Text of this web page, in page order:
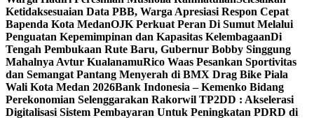
Ketidaksesuaian Data PBB, Warga Apresiasi Respon Cepat
Bapenda Kota MedanOJK Perkuat Peran Di Sumut Melalui
Penguatan Kepemimpinan dan Kapasitas KelembagaanDi
Tengah Pembukaan Rute Baru, Gubernur Bobby Singgung
Mahalnya Avtur KualanamuRico Waas Pesankan Sportivitas
dan Semangat Pantang Menyerah di BMX Drag Bike Piala
Wali Kota Medan 2026Bank Indonesia – Kemenko Bidang
Perekonomian Selenggarakan Rakorwil TP2DD : Akselerasi
Digitalisasi Sistem Pembayaran Untuk Peningkatan PDRD di